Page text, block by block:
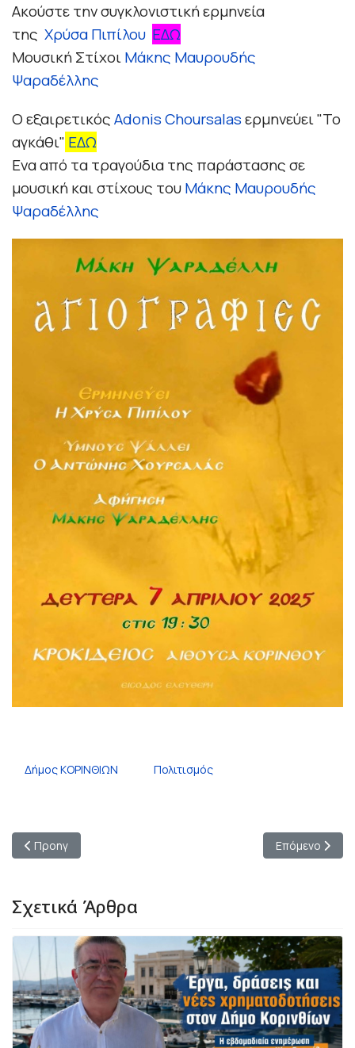
Ακούστε την συγκλονιστική ερμηνεία
της Χρύσα Πιπίλου ΕΔΩ
Μουσική ΣτίχοιΜάκης Μαυρουδής
Ψαραδέλλης
Ο εξαιρετικόςAdonis Choursalasερμηνεύει "Το
αγκάθι" ΕΔΩ
Ενα από τα τραγούδια της παράστασης σε
μουσική και στίχους τουΜάκης Μαυρουδής
Ψαραδέλλης
Δήμος ΚΟΡΙΝΘΙΩΝ Πολιτισμός
Προηγούμενο άρθρο: Προσοχή ! Επιτήδειοι αποσπούν
Προηγ Επόμενο
Επόμενο
Σχετικά Άρθρα